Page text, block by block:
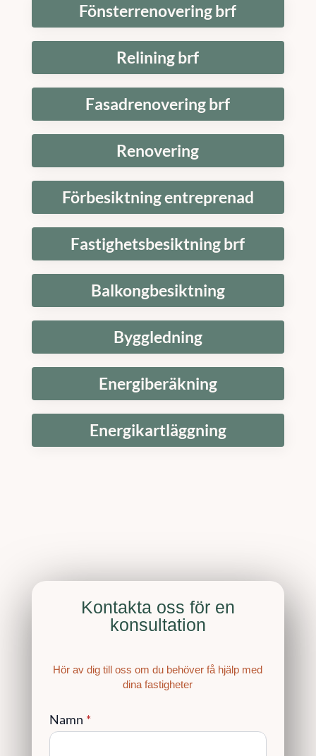
Fönsterrenovering brf
Relining brf
Fasadrenovering brf
Renovering
Förbesiktning entreprenad
Fastighetsbesiktning brf
Balkongbesiktning
Byggledning
Energiberäkning
Energikartläggning
Kontakta oss för en
konsultation
Hör av dig till oss om du behöver få hjälp med
dina fastigheter
Namn *